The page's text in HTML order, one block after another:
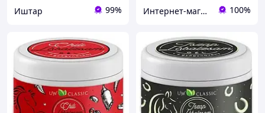
Иштар 99% Интернет-магазин SPA PRODUCTS+ 100%